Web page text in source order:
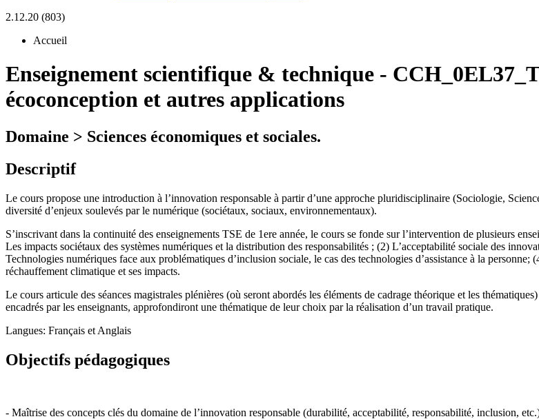
2.12.20 (803)
Accueil
Enseignement scientifique & technique -
écoconception et autres applications
Domaine > Sciences économiques et sociales.
Descriptif
Le cours propose une introduction à l’innovation responsable à partir d’une approche pluridisciplinaire (Sociologie,
diversité d’enjeux soulevés par le numérique (sociétaux, sociaux, environnementaux).
S’inscrivant dans la continuité des enseignements TSE de 1ere année, le cours se fonde sur l’intervention de plusieurs
Les impacts sociétaux des systèmes numériques et la distribution des responsabilités ; (2) L’acceptabilité sociale des
Technologies numériques face aux problématiques d’inclusion sociale, le cas des technologies d’assistance à la
réchauffement climatique et ses impacts.
Le cours articule des séances magistrales plénières (où seront abordés les éléments de cadrage théorique et les
encadrés par les enseignants, approfondiront une thématique de leur choix par la réalisation d’un travail pratique.
Langues: Français et Anglais
Objectifs pédagogiques
- Maîtrise des concepts clés du domaine de l’innovation responsable (durabilité, acceptabilité, responsabilité, inclusion,